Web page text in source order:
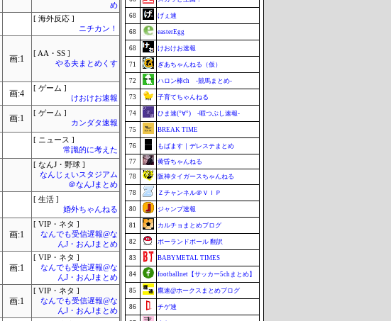
め
[ 海外反応 ]
ニチカン！
画:1
[ AA・SS ]
やる夫まとめくす
画:4
[ ゲーム ]
けおけお速報
画:1
[ ゲーム ]
カンダタ速報
[ ニュース ]
常識的に考えた
[ なんJ・野球 ]
なんじぇいスタジアム
＠なんJまとめ
[ 生活 ]
婚外ちゃんねる
画:1
[ VIP・ネタ ]
なんでも受信遅報@な
んJ・おんJまとめ
画:1
[ VIP・ネタ ]
なんでも受信遅報@な
んJ・おんJまとめ
画:1
[ VIP・ネタ ]
なんでも受信遅報@な
んJ・おんJまとめ
68 げぇ速
68 easterEgg
68 けおけお速報
71 ぎあちゃんねる（仮）
72 ハロン棒ch -競馬まとめ-
73 子育てちゃんねる
74 ひま速(°∀°) -暇つぶし速報-
75 BREAK TIME
76 もばます｜デレステまとめ
77 黄昏ちゃんねる
78 阪神タイガースちゃんねる
78 Ｚチャンネル＠ＶＩＰ
80 ジャンプ速報
81 カルチョまとめブログ
82 ポーランドボール 翻訳
83 BABYMETAL TIMES
84 footballnet【サッカー5chまとめ】
85 鷹速@ホークスまとめブログ
86 チゲ速